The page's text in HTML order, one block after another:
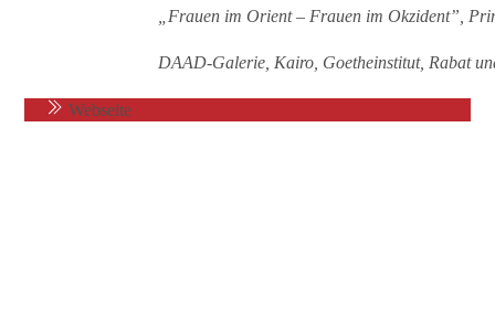
„Frauen im Orient – Frauen im Okzident”,
DAAD-Galerie, Kairo, Goetheinstitut, Rabat
Webseite